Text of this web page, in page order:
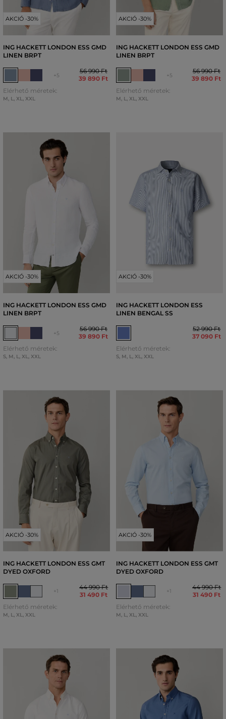
AKCIÓ -30%
ING HACKETT LONDON ESS GMD
LINEN BRPT
+5
56 990 Ft
39 890 Ft
Elérhető méretek:
M, L, XL, XXL
AKCIÓ -30%
ING HACKETT LONDON ESS GMD
LINEN BRPT
+5
56 990 Ft
39 890 Ft
Elérhető méretek:
M, L, XL, XXL
AKCIÓ -30%
ING HACKETT LONDON ESS GMD
LINEN BRPT
+5
56 990 Ft
39 890 Ft
Elérhető méretek:
S, M, L, XL, XXL
AKCIÓ -30%
ING HACKETT LONDON ESS
LINEN BENGAL SS
52 990 Ft
37 090 Ft
Elérhető méretek:
S, M, L, XL, XXL
AKCIÓ -30%
ING HACKETT LONDON ESS GMT
DYED OXFORD
+1
44 990 Ft
31 490 Ft
Elérhető méretek:
M L XL XXL
AKCIÓ -30%
ING HACKETT LONDON ESS GMT
DYED OXFORD
+1
44 990 Ft
31 490 Ft
Elérhető méretek:
M L XL XXL